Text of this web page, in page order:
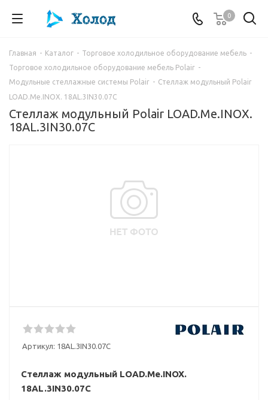
0
Главная - Каталог - Торговое холодильное оборудование мебель -
Торговое холодильное оборудование мебель Polair -
Модульные стеллажные системы Polair - Стеллаж модульный Polair
LOAD.Me.INOX. 18AL.3IN30.07C
Стеллаж модульный Polair LOAD.Me.INOX.
18AL.3IN30.07C
Артикул: 18AL.3IN30.07C
Стеллаж модульный LOAD.Me.INOX.
18AL.3IN30.07C